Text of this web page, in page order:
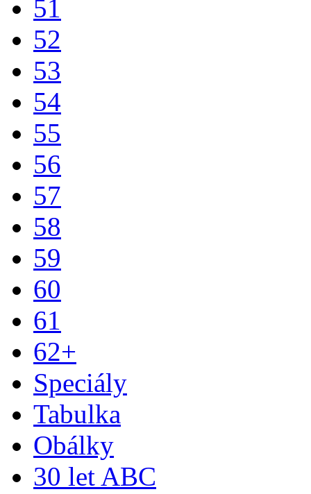
51
52
53
54
55
56
57
58
59
60
61
62+
Speciály
Tabulka
Obálky
30 let ABC